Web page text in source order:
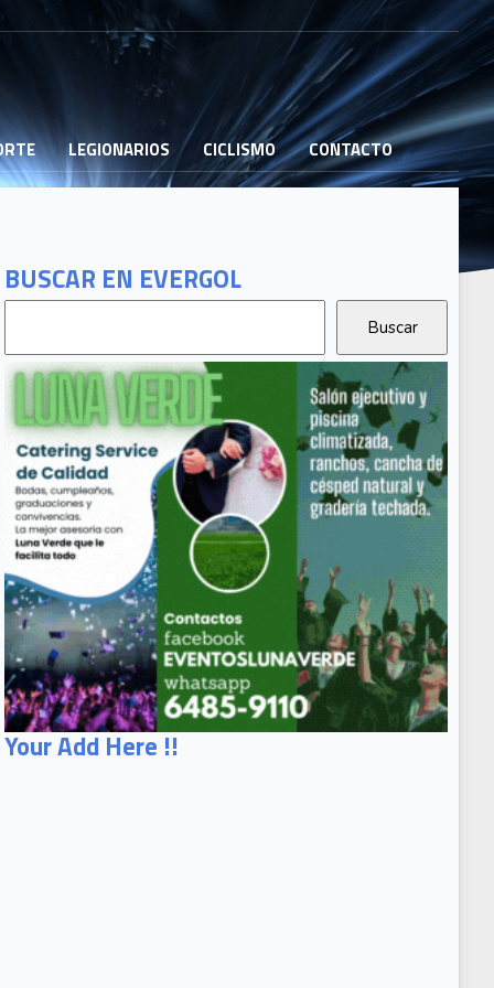
LEGIONARIOS CICLISMO CONTACTO
BUSCAR EN EVERGOL
Your Add Here !!